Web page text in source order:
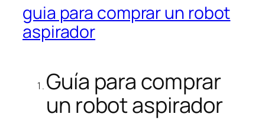
guia para comprar un robot
aspirador
Guía para comprar
un robot aspirador